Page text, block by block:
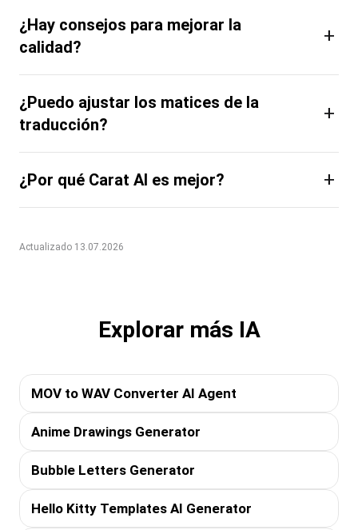
¿Hay consejos para mejorar la
calidad?
+
¿Puedo ajustar los matices de la
traducción?
+
¿Por qué Carat AI es mejor? +
Actualizado 13.07.2026
Explorar más IA
MOV to WAV Converter AI Agent
Anime Drawings Generator
Bubble Letters Generator
Hello Kitty Templates AI Generator